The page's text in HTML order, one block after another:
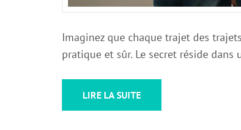
Imaginez que chaque trajet des
pratique et sûr. Le secret réside
LIRE LA SUITE